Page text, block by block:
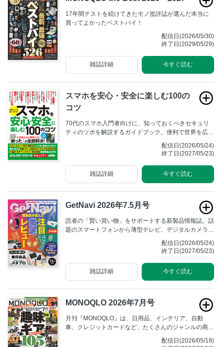
17年間テストを続けてきたモノ批評誌が選んだ本当に
買ってよかったベストバイ！
配信日(2026/05/30)
終了日(2029/05/29)
今すぐ読む
雑誌詳細
スマホを安心・安全に楽しむ100の
コツ
70代のスマホ入門者向けに、知っておくべきセキュリ
ティのツボを解説するガイドブック。便利で世界を広げ
安全に楽しく使うための各種設定や最新機能、心構えな
配信日(2026/05/24)
終了日(2027/05/23)
今すぐ読む
雑誌詳細
GetNavi 2026年7.5月号
読者の「賢い買い物」をサポートする新製品情報誌。話
題のスマートフォンから薄型テレビ、デジタルカメラま
配信日(2026/05/24)
終了日(2027/05/23)
今すぐ読む
雑誌詳細
MONOQLO 2026年7月号
月刊『MONOQLO』は、日用品、インテリア、自動
車、クレジットカードなど、たくさんのジャンルの商品
ートマガジン。表面的な製品レビューではなく、根本的
配信日(2026/05/19)